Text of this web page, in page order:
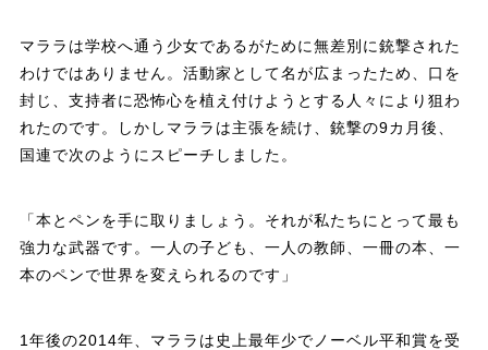
マララは学校へ通う少女であるがために無差別に銃撃された
わけではありません。活動家として名が広まったため、口を
封じ、支持者に恐怖心を植え付けようとする人々により狙わ
れたのです。しかしマララは主張を続け、銃撃の9カ月後、
国連で次のようにスピーチしました。
「本とペンを手に取りましょう。それが私たちにとって最も
強力な武器です。一人の子ども、一人の教師、一冊の本、一
本のペンで世界を変えられるのです」
1年後の2014年、マララは史上最年少でノーベル平和賞を受